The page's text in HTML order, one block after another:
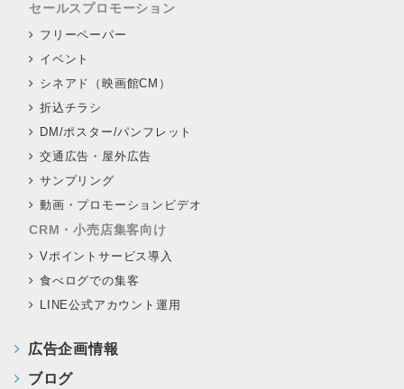
セールスプロモーション
フリーペーパー
イベント
シネアド（映画館CM）
折込チラシ
DM/ポスター/パンフレット
交通広告・屋外広告
サンプリング
動画・プロモーションビデオ
CRM・小売店集客向け
Vポイントサービス導入
食べログでの集客
LINE公式アカウント運用
広告企画情報
ブログ